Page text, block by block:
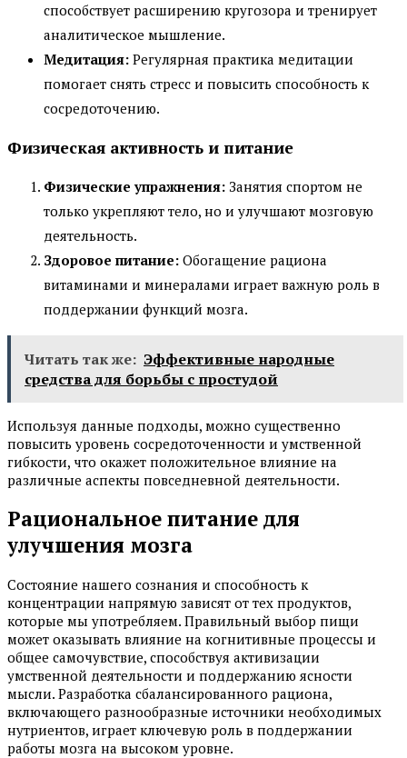
способствует расширению кругозора и тренирует
аналитическое мышление.
Медитация: Регулярная практика медитации
помогает снять стресс и повысить способность к
сосредоточению.
Физическая активность и питание
Физические упражнения: Занятия спортом не
только укрепляют тело, но и улучшают мозговую
деятельность.
Здоровое питание: Обогащение рациона
витаминами и минералами играет важную роль в
поддержании функций мозга.
Читать так же: Эффективные народные
средства для борьбы с простудой
Используя данные подходы, можно существенно
повысить уровень сосредоточенности и умственной
гибкости, что окажет положительное влияние на
различные аспекты повседневной деятельности.
Рациональное питание для
улучшения мозга
Состояние нашего сознания и способность к
концентрации напрямую зависят от тех продуктов,
которые мы употребляем. Правильный выбор пищи
может оказывать влияние на когнитивные процессы и
общее самочувствие, способствуя активизации
умственной деятельности и поддержанию ясности
мысли. Разработка сбалансированного рациона,
включающего разнообразные источники необходимых
нутриентов, играет ключевую роль в поддержании
работы мозга на высоком уровне.